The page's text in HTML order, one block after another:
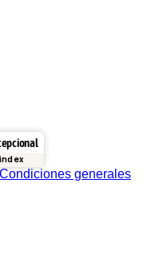
Condiciones generales